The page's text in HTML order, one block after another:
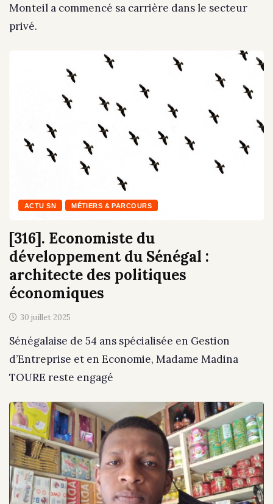
Monteil a commencé sa carrière dans le secteur
privé.
ACTU SN MÉTIERS & PARCOURS
[316]. Economiste du
développement du Sénégal :
architecte des politiques
économiques
30 juillet 2025
Sénégalaise de 54 ans spécialisée en Gestion
d’Entreprise et en Economie, Madame Madina
TOURE reste engagé